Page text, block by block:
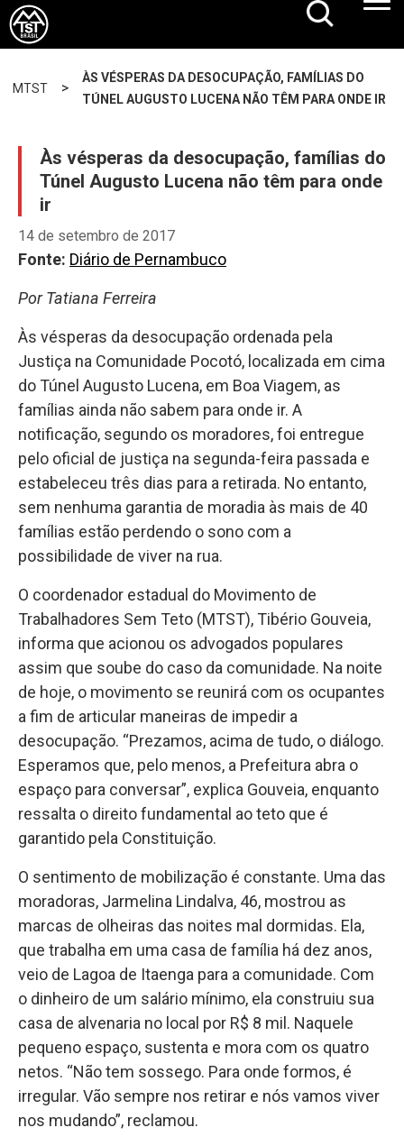
MTST >
ÀS VÉSPERAS DA DESOCUPAÇÃO, FAMÍLIAS DO
TÚNEL AUGUSTO LUCENA NÃO TÊM PARA ONDE IR
Às vésperas da desocupação, famílias do
Túnel Augusto Lucena não têm para onde
ir
14 de setembro de 2017
Fonte: Diário de Pernambuco
Por Tatiana Ferreira
Às vésperas da desocupação ordenada pela
Justiça na Comunidade Pocotó, localizada em cima
do Túnel Augusto Lucena, em Boa Viagem, as
famílias ainda não sabem para onde ir. A
notificação, segundo os moradores, foi entregue
pelo oficial de justiça na segunda-feira passada e
estabeleceu três dias para a retirada. No entanto,
sem nenhuma garantia de moradia às mais de 40
famílias estão perdendo o sono com a
possibilidade de viver na rua.
O coordenador estadual do Movimento de
Trabalhadores Sem Teto (MTST), Tibério Gouveia,
informa que acionou os advogados populares
assim que soube do caso da comunidade. Na noite
de hoje, o movimento se reunirá com os ocupantes
a fim de articular maneiras de impedir a
desocupação. “Prezamos, acima de tudo, o diálogo.
Esperamos que, pelo menos, a Prefeitura abra o
espaço para conversar”, explica Gouveia, enquanto
ressalta o direito fundamental ao teto que é
garantido pela Constituição.
O sentimento de mobilização é constante. Uma das
moradoras, Jarmelina Lindalva, 46, mostrou as
marcas de olheiras das noites mal dormidas. Ela,
que trabalha em uma casa de família há dez anos,
veio de Lagoa de Itaenga para a comunidade. Com
o dinheiro de um salário mínimo, ela construiu sua
casa de alvenaria no local por R$ 8 mil. Naquele
pequeno espaço, sustenta e mora com os quatro
netos. “Não tem sossego. Para onde formos, é
irregular. Vão sempre nos retirar e nós vamos viver
nos mudando”, reclamou.